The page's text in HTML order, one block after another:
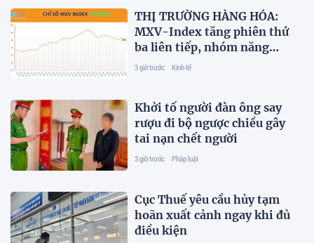
THỊ TRƯỜNG HÀNG HÓA:
MXV-Index tăng phiên thứ
ba liên tiếp, nhóm năng
lượng ‘kéo’ thị trường
3 giờ trước Kinh tế
Khởi tố người đàn ông say
rượu đi bộ ngược chiều gây
tai nạn chết người
3 giờ trước Pháp luật
Cục Thuế yêu cầu hủy tạm
hoãn xuất cảnh ngay khi đủ
điều kiện